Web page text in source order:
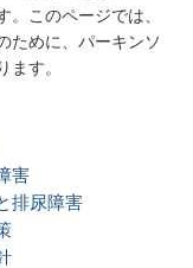
このページでは、
ために、パーキンソ
ます。
害
排尿障害